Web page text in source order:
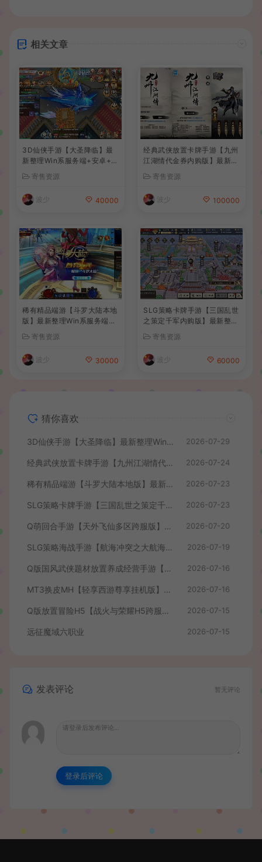
相关文章
3D仙侠手游【大圣降临】最
新整理Win系服务端+安卓+C
+前后端全套源码
寄售资源
波少 40000
经典武侠放置卡牌手游【九州
江湖情代金券内购版】最新整
x手工服务端+安卓苹果双端+
CDK授权后台+详细搭建教程
寄售资源
波少 100000
稀有精品端游【斗罗大陆本地
版】最新整理Win系服务端+P
权后台+管理后台+详细搭建
教程
寄售资源
波少 30000
SLG策略卡牌手游【三国乱世
之策定千军内购版】最新整理
手工服务端+安卓+CDK授权
后台+详细搭建教程+前后端
全套源码
寄售资源
波少 60000
猜你喜欢
3D仙侠手游【大圣降临】最新整理Win系服务端+安卓+CDK授权后台+详细搭建教程+前后端全套源码 2026-07-29
经典武侠放置卡牌手游【九州江湖情代金券内购版】最新整理单机一键即玩镜像端+Linux手工服务端+安卓苹果双端+CDK授权后台+详细搭建教程 2026-07-24
稀有精品端游【斗罗大陆本地版】最新整理Win系服务端+PC客户端+网页注册+CDK授权后台+管理后台+详细搭建教程 2026-07-23
SLG策略卡牌手游【三国乱世之策定千军内购版】最新整理单机一键即玩镜像端+Linux手工服务端+安卓+CDK授权后台+详细搭建教程+前后端全套源码 2026-07-23
Q萌回合手游【天外飞仙多区跨服版】最新整理单机一键即玩镜像端+Linux手工服务端+安卓+CDK授权后台+详细搭建教程 2026-07-20
SLG策略海战手游【航海冲突之大航海大战】最新整理Win系半手工服务端+安卓+CDK授权后台+详细搭建教程+前后端全套修复源码 2026-07-19
Q版国风武侠题材放置养成经营手游【我要当掌门】最新整理单机一键即玩镜像端+Linux手工服务端+安卓苹果H5三端+CDK授权后台+全套源码+详细搭建教程 2026-07-16
MT3换皮MH【轻享西游尊享挂机版】最新整理单机一键即玩镜像端+Linux手工服务端+安卓苹果双端+GM后台+全套源码+详细搭建教程 2026-07-16
Q版放置冒险H5【战火与荣耀H5跨服版】最新整理单机一键即玩镜像端+Linux手工服务端+简易安卓+CDK授权后台+详细搭建教程 2026-07-15
远征魔域六职业 2026-07-15
发表评论 暂无评论
登录后评论